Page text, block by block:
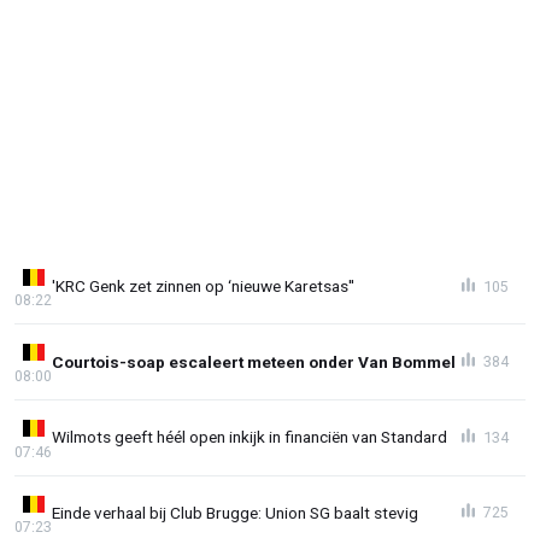
'KRC Genk zet zinnen op ‘nieuwe Karetsas''
08:22
105
Courtois-soap escaleert meteen onder Van Bommel
08:00
384
Wilmots geeft héél open inkijk in financiën van Standard
07:46
134
Einde verhaal bij Club Brugge: Union SG baalt stevig
07:23
725